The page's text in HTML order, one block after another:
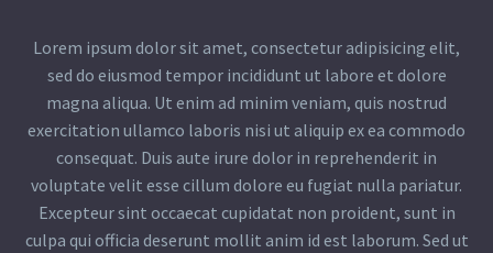
Lorem ipsum dolor sit amet, consectetur adipisicing elit,
sed do eiusmod tempor incididunt ut labore et dolore
magna aliqua. Ut enim ad minim veniam, quis nostrud
exercitation ullamco laboris nisi ut aliquip ex ea commodo
consequat. Duis aute irure dolor in reprehenderit in
voluptate velit esse cillum dolore eu fugiat nulla pariatur.
Excepteur sint occaecat cupidatat non proident, sunt in
culpa qui officia deserunt mollit anim id est laborum. Sed ut